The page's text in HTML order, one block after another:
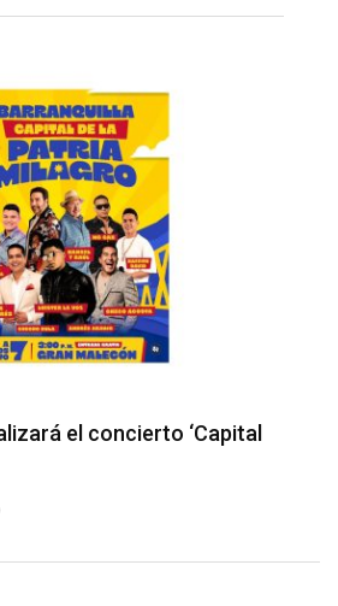
el concierto ‘Capital